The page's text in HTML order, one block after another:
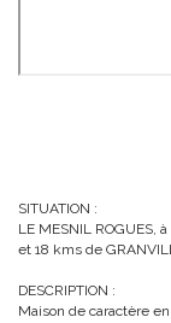
SITUATION :
LE MESNIL ROGUES,
et 18 kms de
DESCRIPTION :
Maison de caractère